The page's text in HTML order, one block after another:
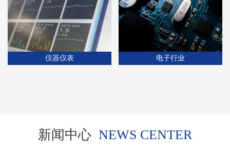
仪器仪表 电子行业
新闻中心 NEWS CENTER